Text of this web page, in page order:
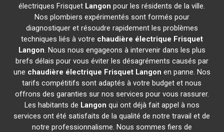
électriques Frisquet Langon pour les résidents de la ville.
Nos plombiers expérimentés sont formés pour
diagnostiquer et résoudre rapidement les problèmes
techniques liés à votre chaudière électrique Frisquet
Langon. Nous nous engageons à intervenir dans les plus
brefs délais pour vous éviter les désagréments causés par
une chaudière électrique Frisquet Langon en panne. Nos
tarifs compétitifs sont adaptés à votre budget et nous
offrons des garanties sur nos services pour vous rassurer.
Les habitants de Langon qui ont déjà fait appel à nos
services ont été satisfaits de la qualité de notre travail et de
notre professionnalisme. Nous sommes fiers de